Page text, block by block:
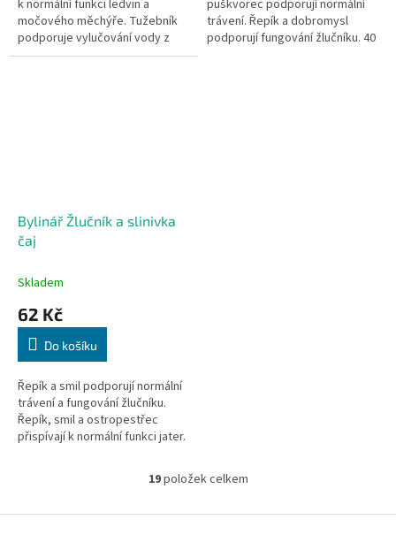
k normální funkci ledvin a
močového měchýře. Tužebník
podporuje vylučování vody z
organismu. 40 sáčků, 40x 1,6g
puškvorec podporují normální
trávení. Řepík a dobromysl
podporují fungování žlučníku. 40
Bylinář Žlučník a slinivka
čaj
Skladem
62 Kč
Do košíku
Řepík a smil podporují normální
trávení a fungování žlučníku.
Řepík, smil a ostropestřec
přispívají k normální funkci jater.
podporovat zažívání. 40 sáčků,...
O
l
19položek celkem